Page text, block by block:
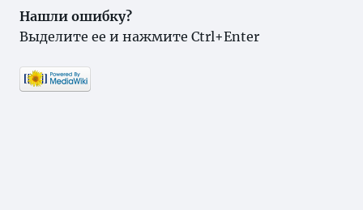
Нашли ошибку?
Выделите ее и нажмите Ctrl+Enter